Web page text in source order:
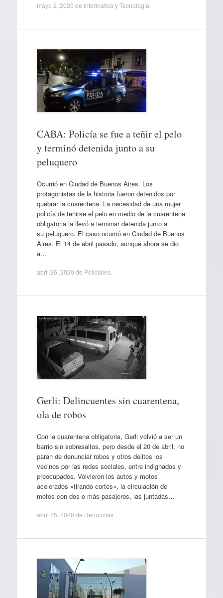
mayo 2, 2020 de Informática y Tecnología
CABA: Policía se fue a teñir el pelo
y terminó detenida junto a su
peluquero
Ocurrió en Ciudad de Buenos Aires. Los
protagonistas de la historia fueron detenidos por
quebrar la cuarentena. La necesidad de una mujer
policía de teñirse el pelo en medio de la cuarentena
obligatoria la llevó a terminar detenida junto a
su peluquero. El caso ocurrió en Ciudad de Buenos
Aires. El 14 de abril pasado, aunque ahora se dio
a…
abril 26, 2020 de Policiales.
Gerli: Delincuentes sin cuarentena,
ola de robos
Con la cuarentena obligatoria, Gerli volvió a ser un
barrio sin sobresaltos, pero desde el 20 de abril, no
paran de denunciar robos y otros delitos los
vecinos por las redes sociales, entre indignados y
preocupados. Volvieron los autos y motos
acelerados «tirando cortes», la circulación de
motos con dos o más pasajeros, las juntadas…
abril 25, 2020 de Denuncias.